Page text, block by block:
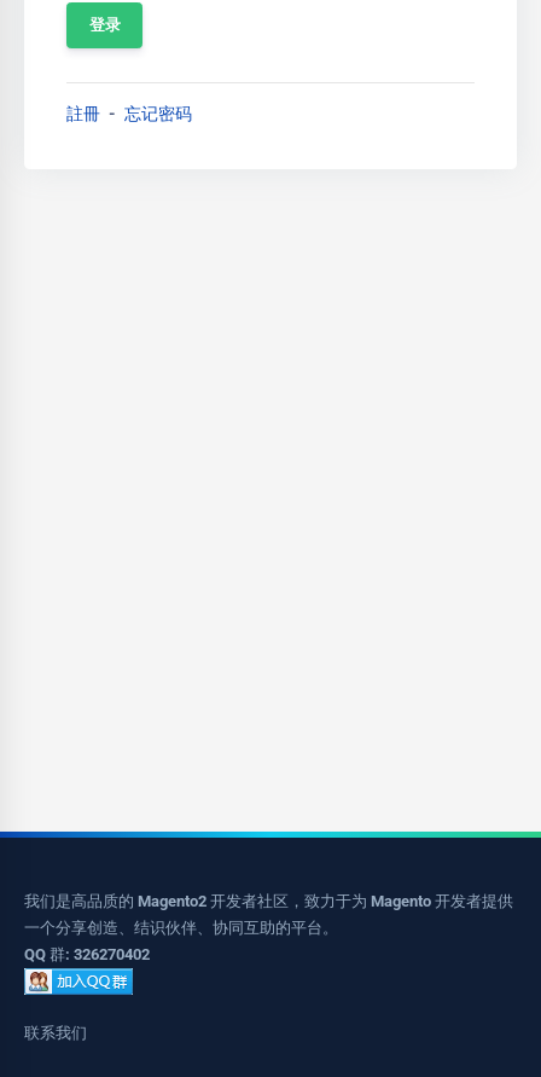
註冊 忘记密码
我们是高品质的 Magento2 开发者社区，致力于为 Magento 开发者提供
一个分享创造、结识伙伴、协同互助的平台。
QQ 群: 326270402
联系我们